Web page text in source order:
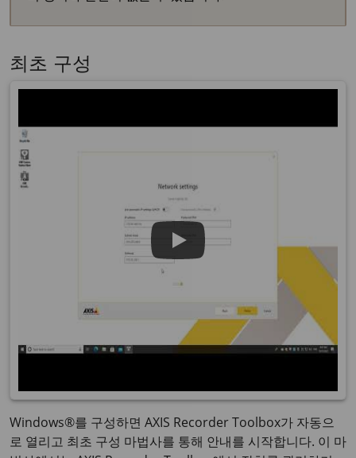
최초 구성
Windows®를 구성하면 AXIS Recorder Toolbox가 자동으
로 열리고 최초 구성 마법사를 통해 안내를 시작합니다. 이 마